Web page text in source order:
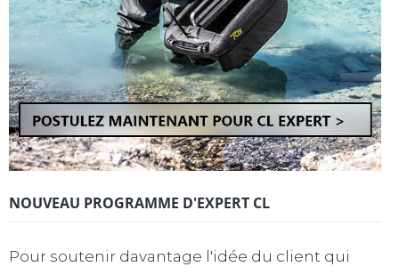
NOUVEAU PROGRAMME D'EXPERT CL
Pour soutenir davantage l'idée du client qui